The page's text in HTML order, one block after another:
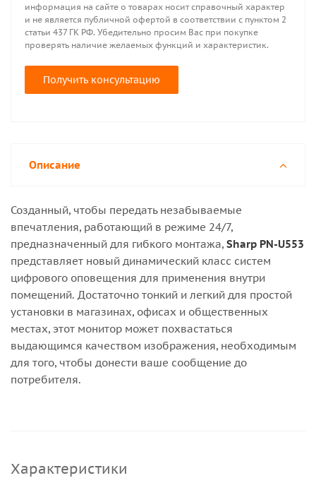
информация на сайте о товарах носит справочный характер
и не является публичной офертой в соответствии с пунктом 2
статьи 437 ГК РФ. Убедительно просим Вас при покупке
проверять наличие желаемых функций и характеристик.
Получить консультацию
Описание
Созданный, чтобы передать незабываемые
впечатления, работающий в режиме 24/7,
предназначенный для гибкого монтажа, Sharp PN-U553
представляет новый динамический класс систем
цифрового оповещения для применения внутри
помещений. Достаточно тонкий и легкий для простой
установки в магазинах, офисах и общественных
местах, этот монитор может похвастаться
выдающимся качеством изображения, необходимым
для того, чтобы донести ваше сообщение до
потребителя.
Характеристики